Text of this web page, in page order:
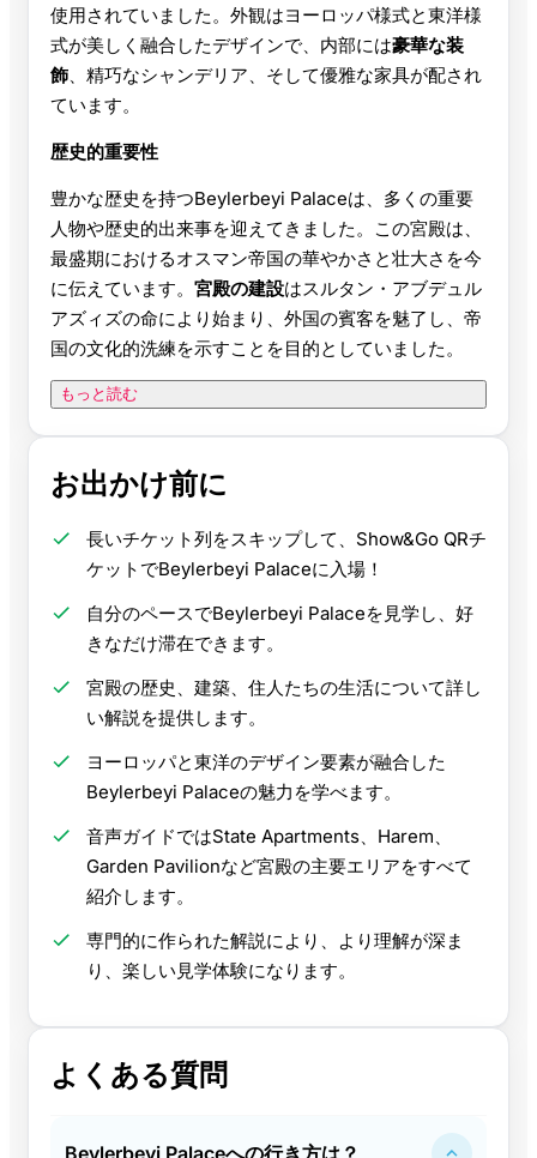
使用されていました。外観はヨーロッパ様式と東洋様
式が美しく融合したデザインで、内部には豪華な装
飾、精巧なシャンデリア、そして優雅な家具が配され
ています。
歴史的重要性
豊かな歴史を持つBeylerbeyi Palaceは、多くの重要
人物や歴史的出来事を迎えてきました。この宮殿は、
最盛期におけるオスマン帝国の華やかさと壮大さを今
に伝えています。 宮殿の建設はスルタン・アブデュル
アズィズの命により始まり、外国の賓客を魅了し、帝
国の文化的洗練を示すことを目的としていました。
もっと読む
お出かけ前に
長いチケット列をスキップして、Show&Go QRチ
ケットでBeylerbeyi Palaceに入場！
自分のペースでBeylerbeyi Palaceを見学し、好
きなだけ滞在できます。
宮殿の歴史、建築、住人たちの生活について詳し
い解説を提供します。
ヨーロッパと東洋のデザイン要素が融合した
Beylerbeyi Palaceの魅力を学べます。
音声ガイドではState Apartments、Harem、
Garden Pavilionなど宮殿の主要エリアをすべて
紹介します。
専門的に作られた解説により、より理解が深ま
り、楽しい見学体験になります。
よくある質問